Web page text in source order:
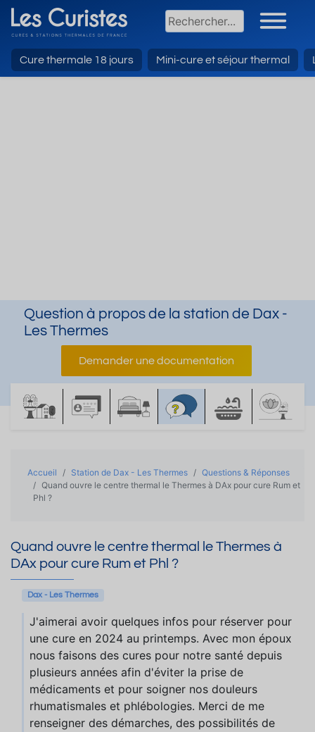
Cure thermale 18 jours Mini-cure et séjour thermal
Question à propos de la station de Dax -
Les Thermes
Demander une documentation
Accueil Station de Dax - Les Thermes
Questions & Réponses
Quand ouvre le centre thermal le Thermes à DAx pour cure Rum et
Phl ?
Quand ouvre le centre thermal le Thermes à
DAx pour cure Rum et Phl ?
Dax - Les Thermes
J'aimerai avoir quelques infos pour réserver pour
une cure en 2024 au printemps. Avec mon époux
nous faisons des cures pour notre santé depuis
plusieurs années afin d'éviter la prise de
médicaments et pour soigner nos douleurs
rhumatismales et phlébologies. Merci de me
renseigner des démarches, des possibilités de